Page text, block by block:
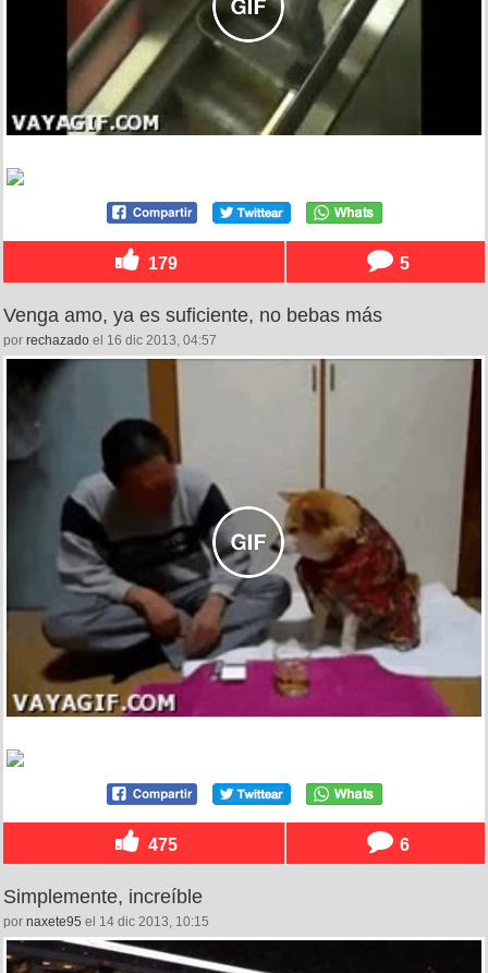
179 5
Venga amo, ya es suficiente, no bebas más
por rechazado el 16 dic 2013, 04:57
475 6
Simplemente, increíble
por naxete95 el 14 dic 2013, 10:15